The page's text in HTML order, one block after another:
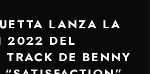
LANZA LA
2022 DEL
DE BENNY